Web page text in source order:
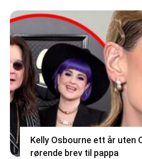
Kelly Osbourne ett år uten
rørende brev til pappa